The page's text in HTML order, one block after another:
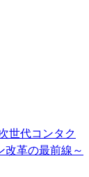
世代コンタク
改革の最前線～